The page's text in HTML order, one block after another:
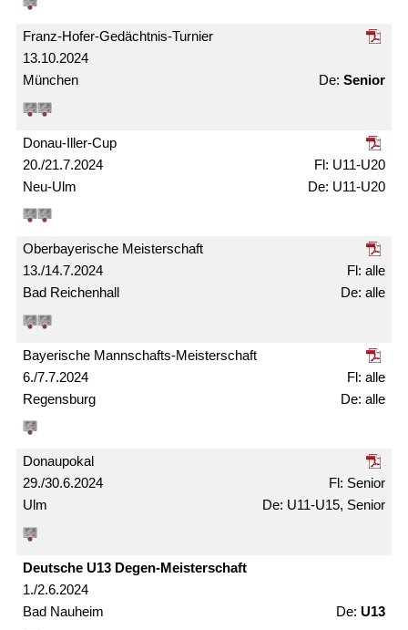
13.10.2024
Franz-Hofer-Gedächtnis-Turnier
München Senior
20./21.7.2024
Donau-Iller-Cup
Neu-Ulm
U11-U20
U11-U20
13./14.7.2024
Ober­bayerische Meister­schaft
Bad Reichenhall
alle
alle
6./7.7.2024
Bayerische Mann­schafts-Meister­schaft
Regensburg
alle
alle
29./30.6.2024
Donaupokal
Ulm
Senior
U11-U15, Senior
1./2.6.2024
Deutsche U13 Degen-Meister­schaft
Bad Nauheim U13